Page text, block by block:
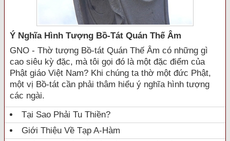
Ý Nghĩa Hình Tượng Bồ-Tát Quán Thế Âm
GNO - Thờ tượng Bồ-tát Quán Thế Âm có những gì
cao siêu kỳ đặc, mà tôi gọi đó là một đặc điểm của
Phật giáo Việt Nam? Khi chúng ta thờ một đức Phật,
một vị Bồ-tát cần phải thâm hiểu ý nghĩa hình tượng
các ngài.
Tại Sao Phải Tu Thiền?
Giới Thiệu Về Tạp A-Hàm